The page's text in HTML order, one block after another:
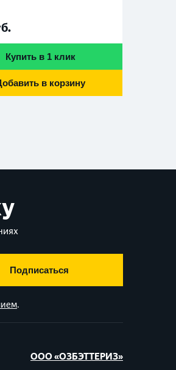
Купить в 1 клик
в корзину
Подписаться
.
ООО «ОЗБЭТТЕРИЗ»